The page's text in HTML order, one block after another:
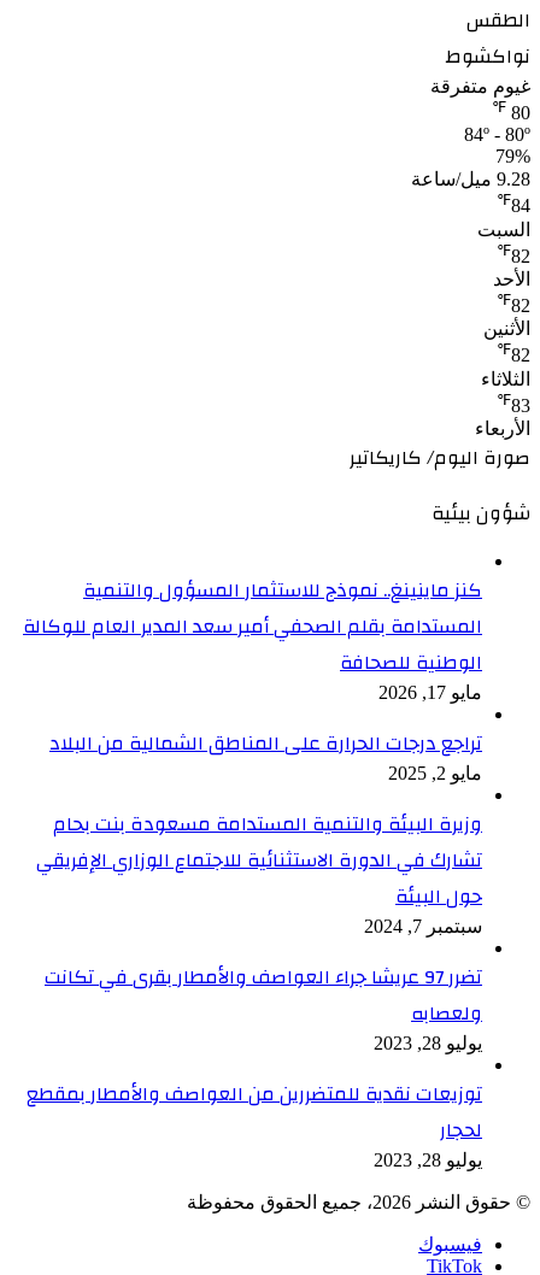
الطقس
نواكشوط
غيوم متفرقة
80
℉
84º - 80º
79%
9.28 ميل/ساعة
84
℉
السبت
82
℉
الأحد
82
℉
الأثنين
82
℉
الثلاثاء
83
℉
الأربعاء
صورة اليوم/ كاريكاتير
شؤون بيئية
كنز ماينينغ.. نموذج للاستثمار المسؤول والتنمية
المستدامة بقلم الصحفي أمير سعد المدير العام للوكالة
الوطنية للصحافة
مايو 17, 2026
تراجع درجات الحرارة على المناطق الشمالية من البلاد
مايو 2, 2025
وزيرة البيئة والتنمية المستدامة مسعودة بنت بحام
تشارك في الدورة الاستثنائية للاجتماع الوزاري الإفريقي
حول البيئة
سبتمبر 7, 2024
تضرر 97 عريشا جراء العواصف والأمطار بقرى في تكانت
ولعصابه
يوليو 28, 2023
توزيعات نقدية للمتضررين من العواصف والأمطار بمقطع
لحجار
يوليو 28, 2023
© حقوق النشر 2026، جميع الحقوق محفوظة
فيسبوك
TikTok